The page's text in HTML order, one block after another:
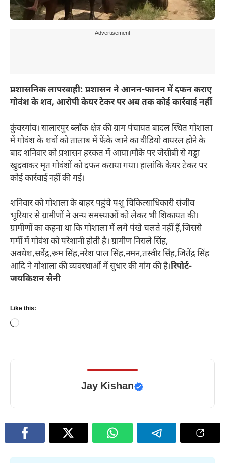
---Advertisement---
प्रशासनिक लापरवाही: प्रशासन ने आनन-फानन में दफन कराए
गोवंश के शव, आरोपी केयर टेकर पर अब तक कोई कार्रवाई नहीं
कुंवरगांव। सालारपुर ब्लॉक क्षेत्र की ग्राम पंचायत बादल स्थित गोशाला
में गोवंश के शवों को तालाब में फेंके जाने का वीडियो वायरल होने के
बाद शनिवार को प्रशासन हरकत में आया।मौके पर जेसीबी से गड्ढा
खुदवाकर मृत गोवंशों को दफन कराया गया। हालांकि केयर टेकर पर
कोई कार्रवाई नहीं की गई।
शनिवार को गोशाला के बाहर पहुंचे पशु चिकित्साधिकारी संजीव
भूरियार से ग्रामीणों ने अन्य समस्याओं को लेकर भी शिकायत की।
ग्रामीणों का कहना था कि गोशाला में लगे पंखे चलते नहीं हैं,जिससे
गर्मी में गोवंश को परेशानी होती है। ग्रामीण निराले सिंह,
अवधेश,सर्वेंद्र,रूम सिंह,नरेश पाल सिंह,नमन,तस्वीर सिंह,जितेंद्र सिंह
आदि ने गोशाला की व्यवस्थाओं में सुधार की मांग की है।रिपोर्ट-
जयकिशन सैनी
Like this:
Loading…
Jay Kishan